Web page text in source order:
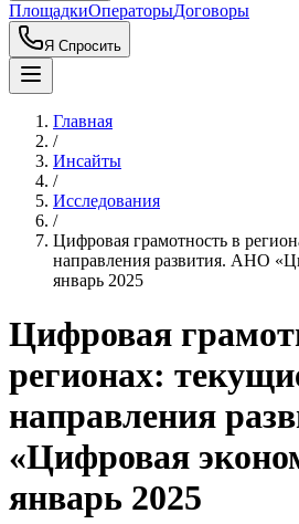
ПлощадкиОператорыДоговоры
Я Спросить
Главная
/
Инсайты
/
Исследования
/
Цифровая грамотность в
направления развития. АНО
январь 2025
Цифровая
регионах:
направления
«Цифровая
январь 2025